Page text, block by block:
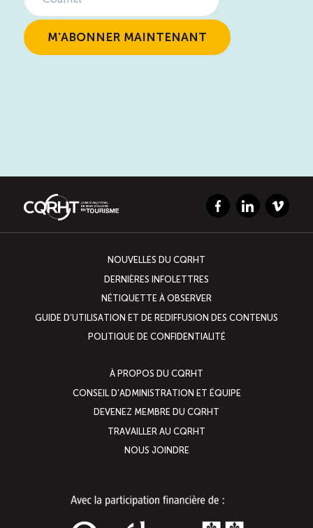
FacebookLinkedInVimeo
NOUVELLES DU CQRHT
DERNIÈRES INFOLETTRES
NÉTIQUETTE À OBSERVER
GUIDE D’UTILISATION ET DE REDIFFUSION DES CONTENUS
POLITIQUE DE CONFIDENTIALITÉ
À PROPOS DU CQRHT
CONSEIL D’ADMINISTRATION ET ÉQUIPE
DEVENEZ MEMBRE DU CQRHT
TRAVAILLER AU CQRHT
NOUS JOINDRE